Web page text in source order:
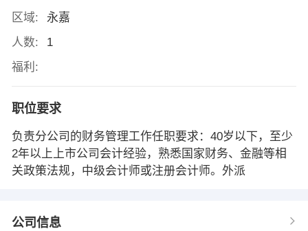
区域:
永嘉
人数:
1
福利:
职位要求
负责分公司的财务管理工作任职要求：40岁以下，至少
2年以上上市公司会计经验，熟悉国家财务、金融等相
关政策法规，中级会计师或注册会计师。外派
公司信息